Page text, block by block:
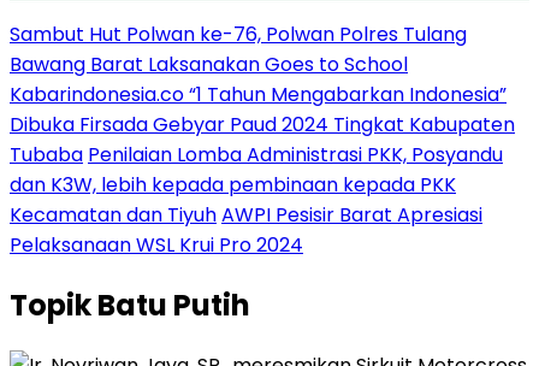
Sambut Hut Polwan ke-76, Polwan Polres Tulang
Bawang Barat Laksanakan Goes to School
Kabarindonesia.co “1 Tahun Mengabarkan Indonesia”
Dibuka Firsada Gebyar Paud 2024 Tingkat Kabupaten
Tubaba Penilaian Lomba Administrasi PKK, Posyandu
dan K3W, lebih kepada pembinaan kepada PKK
Kecamatan dan TiyuhAWPI Pesisir Barat Apresiasi
Pelaksanaan WSL Krui Pro 2024
TopikBatu Putih